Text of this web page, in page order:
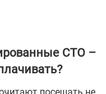
СТО –